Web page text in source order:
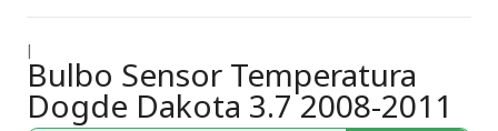
|
Bulbo Sensor Temperatura
Dogde Dakota 3.7 2008-2011